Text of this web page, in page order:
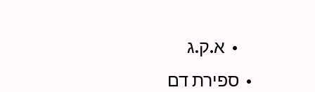
א.ק.ג •
ספירת דם •